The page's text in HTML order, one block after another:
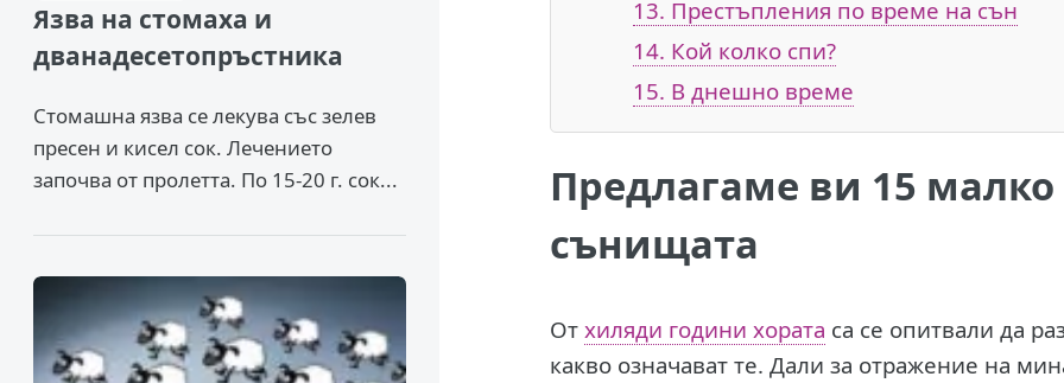
13. Престъпления по време на сън
14. Кой колко спи?
15. В днешно време
Предлагаме ви 15
сънищата
От хиляди години хората са се опитвали да
какво означават те. Дали за отражение на
Язва на стомаха и
дванадесетопръстника
Стомашна язва се лекува със зелев
пресен и кисел сок. Лечението
започва от пролетта. По 15-20 г. сок...